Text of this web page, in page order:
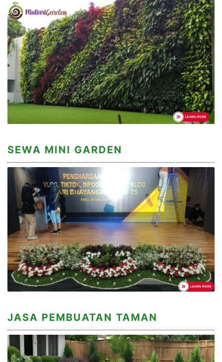
SEWA MINI GARDEN
JASA PEMBUATAN TAMAN